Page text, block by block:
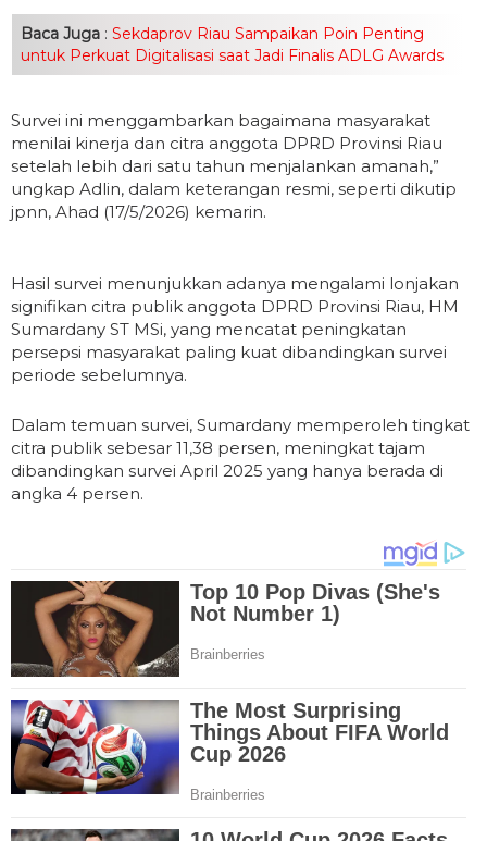
Baca Juga : Sekdaprov Riau Sampaikan Poin Penting
untuk Perkuat Digitalisasi saat Jadi Finalis ADLG Awards
Survei ini menggambarkan bagaimana masyarakat
menilai kinerja dan citra anggota DPRD Provinsi Riau
setelah lebih dari satu tahun menjalankan amanah,”
ungkap Adlin, dalam keterangan resmi, seperti dikutip
jpnn, Ahad (17/5/2026) kemarin.
Hasil survei menunjukkan adanya mengalami lonjakan
signifikan citra publik anggota DPRD Provinsi Riau, HM
Sumardany ST MSi, yang mencatat peningkatan
persepsi masyarakat paling kuat dibandingkan survei
periode sebelumnya.
Dalam temuan survei, Sumardany memperoleh tingkat
citra publik sebesar 11,38 persen, meningkat tajam
dibandingkan survei April 2025 yang hanya berada di
angka 4 persen.